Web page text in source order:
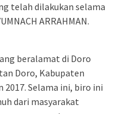
telah dilakukan selama
ARRAHMAN.
beralamat di Doro
Doro, Kabupaten
Selama ini, biro ini
dari masyarakat